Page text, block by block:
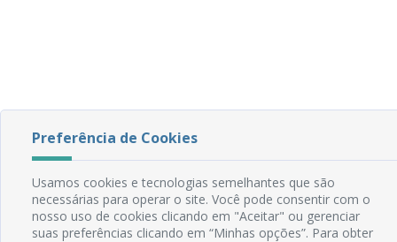
Preferência de Cookies
Usamos cookies e tecnologias semelhantes que são
necessárias para operar o site. Você pode consentir com o
nosso uso de cookies clicando em "Aceitar" ou gerenciar
suas preferências clicando em “Minhas opções”. Para obter